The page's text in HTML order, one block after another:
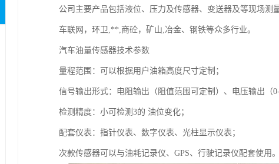
公司主要产品包括液位、压力及传感器、变送器及等现场测
车联网，环卫,**,商砼，矿山,冶金、钢铁等众多行业。
汽车油量传感器技术参数
量程范围：可以根据用户油箱高度尺寸定制；
信号输出形式：电阻输出（阻值范围可定制）、电压输出（
检测精度：小可检测3的 油位变化；
配套仪表：指针仪表、数字仪表、光柱显示仪表；
次款传感器可以与油耗记录仪、GPS、行驶记录仪配套使用。